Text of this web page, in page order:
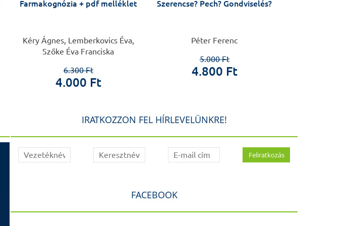
Farmakognózia + pdf melléklet
Kéry Ágnes, Lemberkovics Éva,
Szőke Éva Franciska
6.300 Ft
4.000 Ft
Szerencse? Pech? Gondviselés?
Péter Ferenc
5.000 Ft
4.800 Ft
IRATKOZZON FEL HÍRLEVELÜNKRE!
FACEBOOK